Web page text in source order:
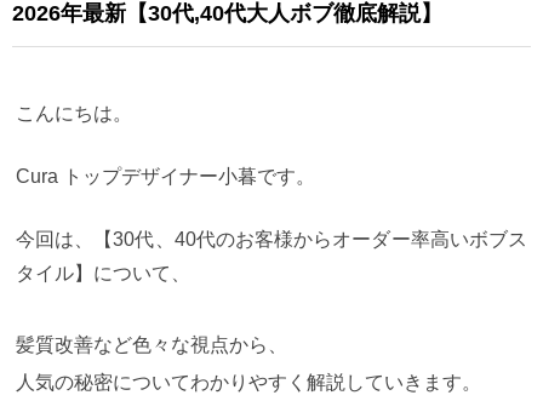
2026年最新【30代,40代大人ボブ徹底解説】
こんにちは。
Cura トップデザイナー小暮です。
今回は、【30代、40代のお客様からオーダー率高いボブス
タイル】について、
髪質改善など色々な視点から、
人気の秘密についてわかりやすく解説していきます。